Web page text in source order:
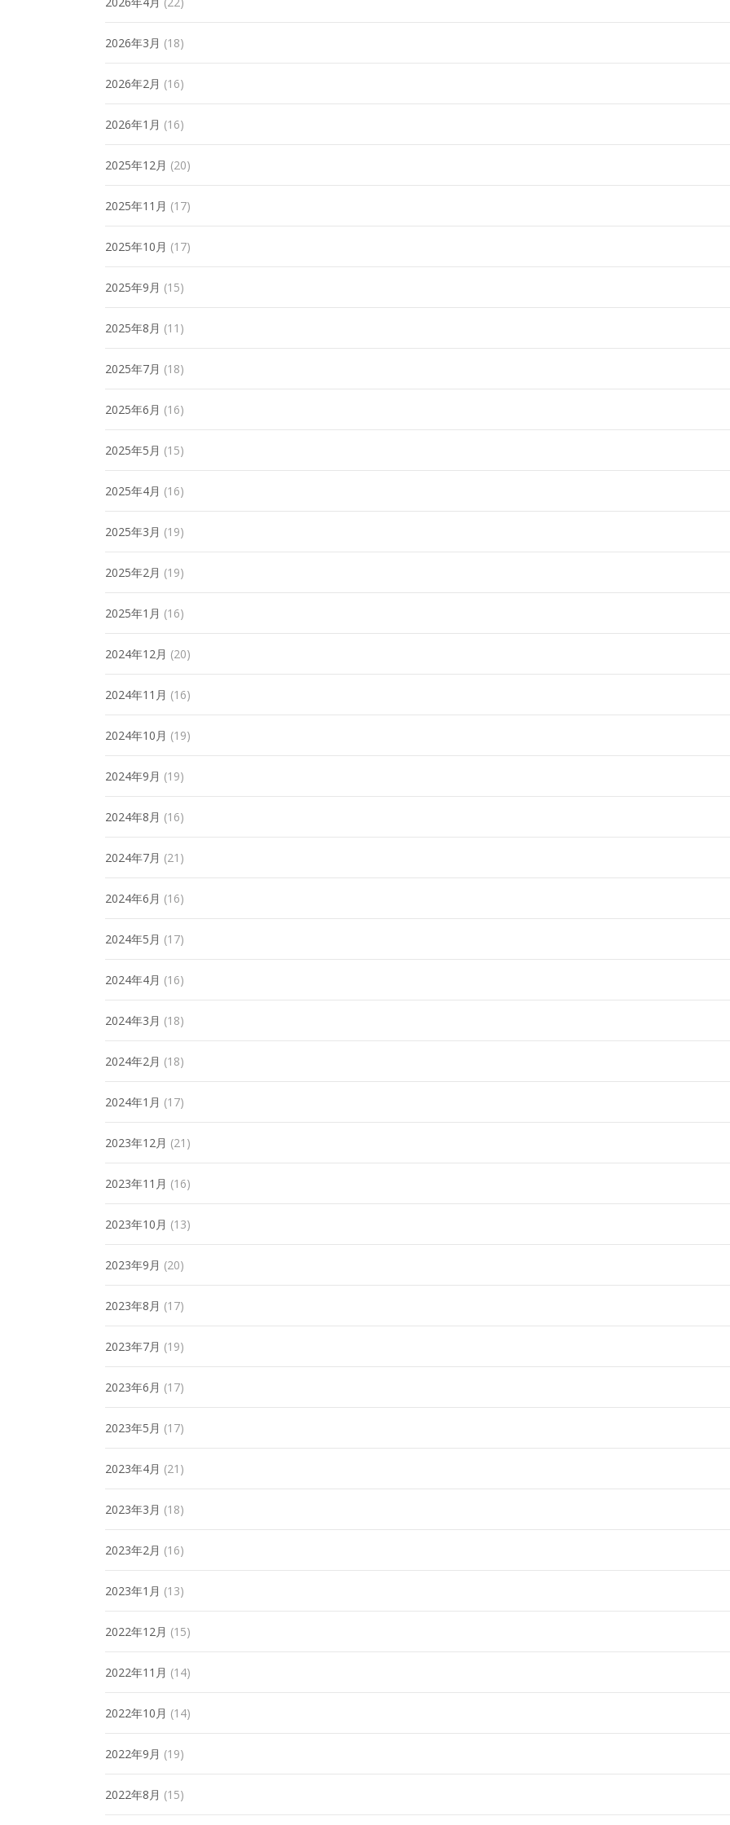
2026年3月 (18)
2026年2月 (16)
2026年1月 (16)
2025年12月 (20)
2025年11月 (17)
2025年10月 (17)
2025年9月 (15)
2025年8月 (11)
2025年7月 (18)
2025年6月 (16)
2025年5月 (15)
2025年4月 (16)
2025年3月 (19)
2025年2月 (19)
2025年1月 (16)
2024年12月 (20)
2024年11月 (16)
2024年10月 (19)
2024年9月 (19)
2024年8月 (16)
2024年7月 (21)
2024年6月 (16)
2024年5月 (17)
2024年4月 (16)
2024年3月 (18)
2024年2月 (18)
2024年1月 (17)
2023年12月 (21)
2023年11月 (16)
2023年10月 (13)
2023年9月 (20)
2023年8月 (17)
2023年7月 (19)
2023年6月 (17)
2023年5月 (17)
2023年4月 (21)
2023年3月 (18)
2023年2月 (16)
2023年1月 (13)
2022年12月 (15)
2022年11月 (14)
2022年10月 (14)
2022年9月 (19)
2022年8月 (15)